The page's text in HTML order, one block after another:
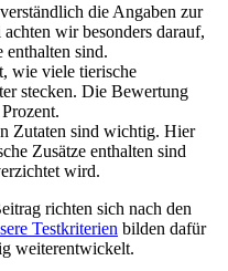
die Angaben zur
wir besonders darauf,
enthalten sind.
wie viele tierische
stecken. Die Bewertung
Zutaten sind wichtig. Hier
Zusätze enthalten sind
wird.
richten sich nach den
Testkriterien bilden dafür
weiterentwickelt.